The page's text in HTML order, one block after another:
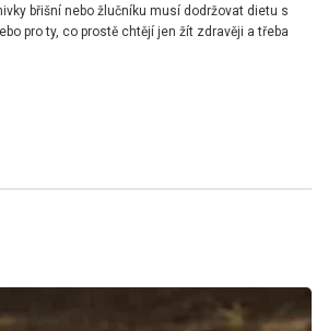
břišní nebo žlučníku musí dodržovat dietu s
pro ty, co prostě chtějí jen žít zdravěji a třeba